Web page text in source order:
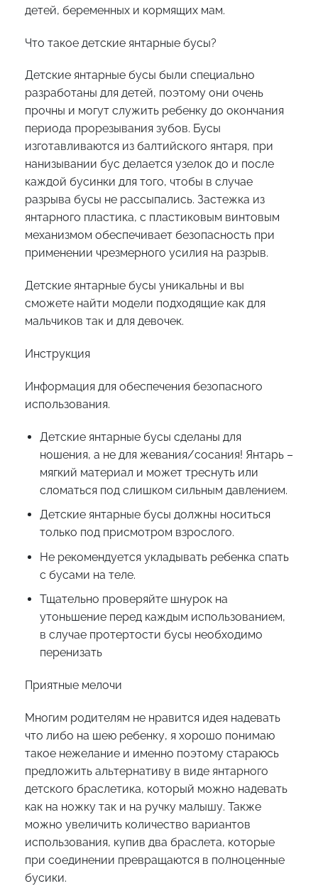
детей, беременных и кормящих мам.
Что такое детские янтарные бусы?
Детские янтарные бусы были специально
разработаны для детей, поэтому они очень
прочны и могут служить ребенку до окончания
периода прорезывания зубов. Бусы
изготавливаются из балтийского янтаря, при
нанизывании бус делается узелок до и после
каждой бусинки для того, чтобы в случае
разрыва бусы не рассыпались. Застежка из
янтарного пластика, с пластиковым винтовым
механизмом обеспечивает безопасность при
применении чрезмерного усилия на разрыв.
Детские янтарные бусы уникальны и вы
сможете найти модели подходящие как для
мальчиков так и для девочек.
Инструкция
Информация для обеспечения безопасного
использования.
Детские янтарные бусы сделаны для
ношения, а не для жевания/сосания! Янтарь –
мягкий материал и может треснуть или
сломаться под слишком сильным давлением.
Детские янтарные бусы должны носиться
только под присмотром взрослого.
Не рекомендуется укладывать ребенка спать
с бусами на теле.
Тщательно проверяйте шнурок на
утоньшение перед каждым использованием,
в случае протертости бусы необходимо
перенизать
Приятные мелочи
Многим родителям не нравится идея надевать
что либо на шею ребенку, я хорошо понимаю
такое нежелание и именно поэтому стараюсь
предложить альтернативу в виде янтарного
детского браслетика, который можно надевать
как на ножку так и на ручку малышу. Также
можно увеличить количество вариантов
использования, купив два браслета, которые
при соединении превращаются в полноценные
бусики.